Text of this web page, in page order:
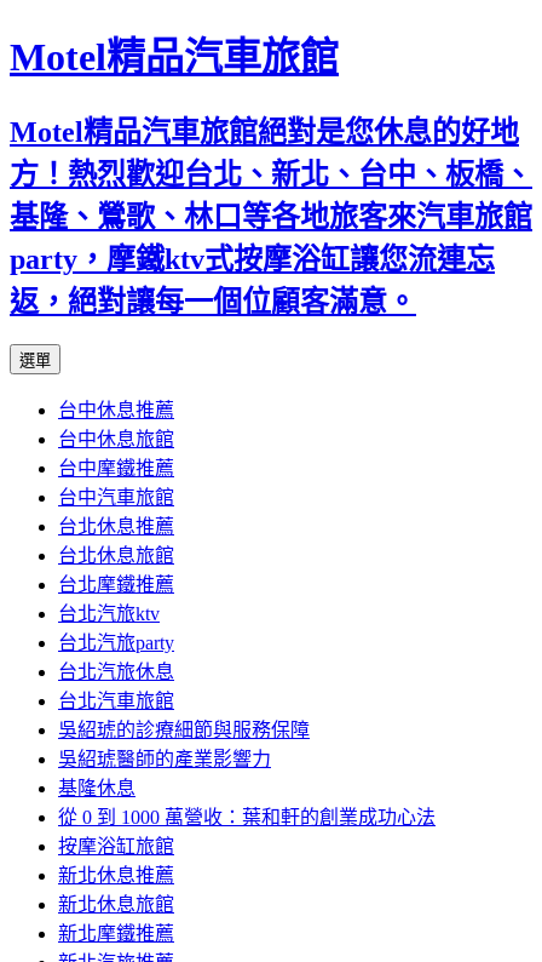
Motel精品汽車旅館
Motel精品汽車旅館絕對是您休息的好地
方！熱烈歡迎台北、新北、台中、板橋、
基隆、鶯歌、林口等各地旅客來汽車旅館
party，摩鐵ktv式按摩浴缸讓您流連忘
返，絕對讓每一個位顧客滿意。
選單
內
容
台中休息推薦
台中休息旅館
台中摩鐵推薦
台中汽車旅館
台北休息推薦
台北休息旅館
台北摩鐵推薦
台北汽旅ktv
台北汽旅party
台北汽旅休息
台北汽車旅館
吳紹琥的診療細節與服務保障
吳紹琥醫師的產業影響力
基隆休息
從 0 到 1000 萬營收：葉和軒的創業成功心法
按摩浴缸旅館
新北休息推薦
新北休息旅館
新北摩鐵推薦